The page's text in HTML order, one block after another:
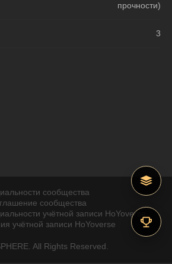
прочности)
3
сообщества
сообщества
учётной записи HoYoverse
учётной записи HoYoverse
All Rights Reserved.